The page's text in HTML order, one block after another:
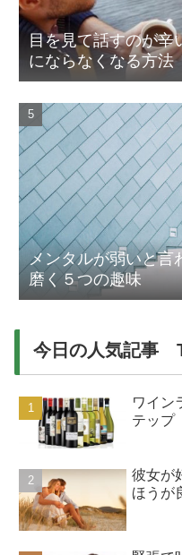
目を見て話すのが辛
にならなくなる方法
メンタルが弱いと言
磨く５つの趣味
今日の人気記事
ワイン
テップ
彼女が
ほうが